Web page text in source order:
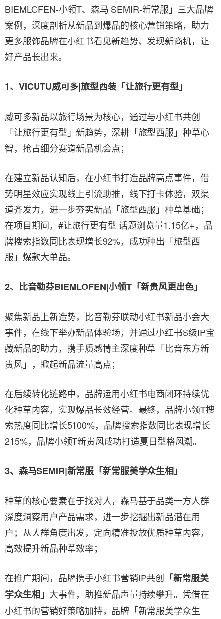
BIEMLOFEN-小领T、森马 SEMIR-新常服」三大品牌
案例，深度剖析从新品到爆品的核心营销策略，助力
更多服饰品牌在小红书看见新趋势、发现新商机，让
好产品长出来。
1、VICUTU威可多|旅型西装 「让旅行更有型」
威可多新品以旅行场景为核心，通过与小红书共创
「让旅行更有型」新趋势，深耕「旅型西服」种草心
智，抢占细分赛道新品机会点；
在建立新品认知后，在小红书打造品牌高点事件，借
势明星效应实现线上引流助推，线下打卡体验，双渠
道齐发力，进一步夯实新品「旅型西服」种草基础；
在项目期间，#让旅行更有型 话题浏览量1.15亿+，品
牌搜索指数同比表现增长92%，成功种出「旅型西
服」爆款大单品。
2、比音勒芬BIEMLOFEN|小领T 「新贵风更出色」
聚焦新品上新造势，比音勒芬联动小红书新品小会大
事件，在线下举办新品体验场，并通过小红书S级IP宝
藏新品的助力，携手质感博主深度种草「比音东方新
贵风」，掀起新品流量高点；
在后续转化链路中，品牌运用小红书电商闭环持续优
化种草内容，实现爆品长效经营。最终，品牌小领T搜
索热度同比增长5100%，品牌搜索指数同比表现增长
215%，品牌小领T新贵风成功打造夏日型格风潮。
3、森马SEMIR|新常服 「新常服美学众生相」
种草的核心要素在于找对人，森马基于品类一方人群
深度洞察用户产品需求，进一步挖掘出新品潜在用
户；从人群角度出发，定向精准投放优质种草内容，
高效提升新品种草效率；
在推广期间，品牌携手小红书营销IP共创 「新常服美
学众生相」 大事件，助推新品声量持续攀升。凭借在
小红书的营销好策略加持，品牌「新常服美学众生